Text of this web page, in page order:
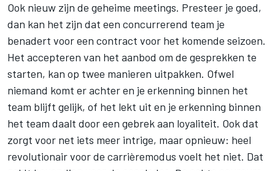
Ook nieuw zijn de geheime meetings. Presteer je goed,
dan kan het zijn dat een concurrerend team je
benadert voor een contract voor het komende seizoen.
Het accepteren van het aanbod om de gesprekken te
starten, kan op twee manieren uitpakken. Ofwel
niemand komt er achter en je erkenning binnen het
team blijft gelijk, of het lekt uit en je erkenning binnen
het team daalt door een gebrek aan loyaliteit. Ook dat
zorgt voor net iets meer intrige, maar opnieuw: heel
revolutionair voor de carrièremodus voelt het niet. Dat